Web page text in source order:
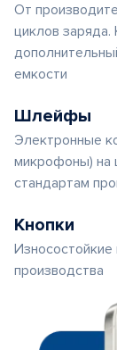
От
циклов заряда.
емкости
Шлейфы
Электронные
микрофоны) на
стандартам
Кнопки
Износостойкие
производства